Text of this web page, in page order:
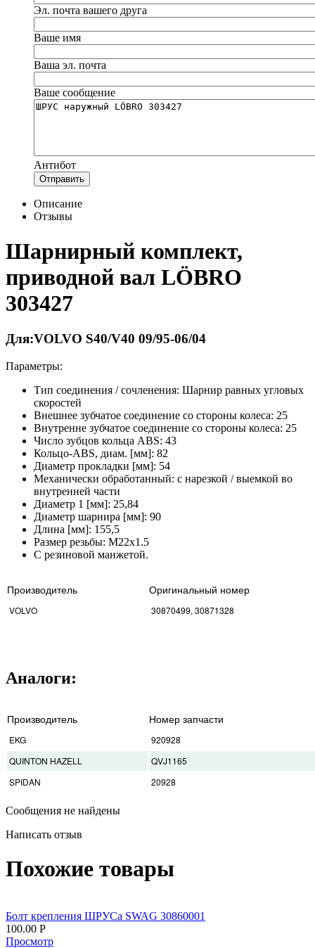
Эл. почта вашего друга
Ваше имя
Ваша эл. почта
Ваше сообщение
Антибот
Отправить
Описание
Отзывы
Шарнирный комплект,
приводной вал LÖBRO
303427
Для:VOLVO S40/V40 09/95-06/04
Параметры:
Тип соединения / сочленения: Шарнир равных угловых
скоростей
Внешнее зубчатое соединение со стороны колеса: 25
Внутренне зубчатое соединение со стороны колеса: 25
Число зубцов кольца ABS: 43
Кольцо-ABS, диам. [мм]: 82
Диаметр прокладки [мм]: 54
Mеханически обработанный: с нарезкой / выемкой во
внутренней части
Диаметр 1 [мм]: 25,84
Диаметр шарнира [мм]: 90
Длина [мм]: 155,5
Размер резьбы: M22x1.5
C резиновой манжетой.
Производитель Оригинальный номер
VOLVO 30870499, 30871328
Аналоги:
Производитель Номер запчасти
EKG
920928
QUINTON HAZELL
QVJ1165
SPIDAN
20928
Сообщения не найдены
Написать отзыв
Похожие товары
Болт крепления ШРУСа SWAG 30860001
100.00 Р
Просмотр